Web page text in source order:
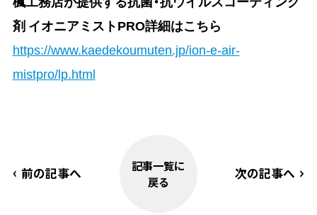
剤 イオニアミストPRO詳細はこちら
https://www.kaedekoumuten.jp/ion-e-air-
mistpro/lp.html
前の記事へ
記事一覧に
戻る
次の記事へ